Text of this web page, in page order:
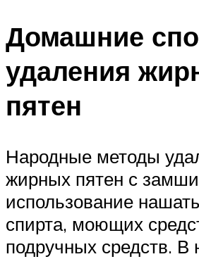
Домашние
удаления
пятен
Народные методы
жирных пятен с
использование
спирта, моющих
подручных средств. В